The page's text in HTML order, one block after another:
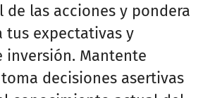
de las acciones y pondera
tus expectativas y
inversión. Mantente
decisiones asertivas